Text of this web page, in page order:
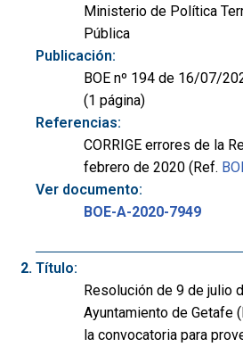
Ministerio de Política
Pública
Publicación:
BOE nº 194 de 16/07/
(1 página)
Referencias:
CORRIGE errores de la
febrero de 2020 (Ref.
Ver documento:
BOE-A-2020-7949
Título:
Resolución de 9 de julio
Ayuntamiento de Getafe
la convocatoria para